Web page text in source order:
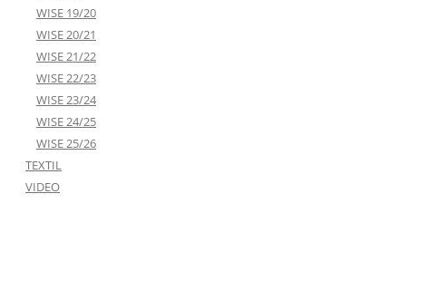
WISE 19/20
WISE 20/21
WISE 21/22
WISE 22/23
WISE 23/24
WISE 24/25
WISE 25/26
TEXTIL
VIDEO